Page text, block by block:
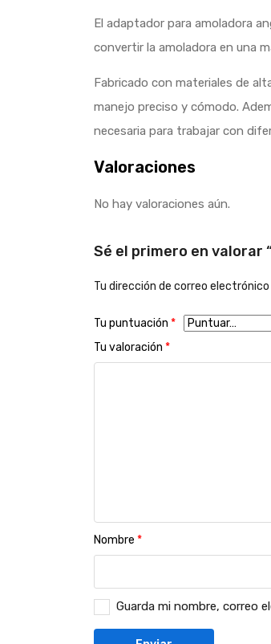
El adaptador para amoladora
convertir la amoladora en una
Fabricado con materiales de
manejo preciso y cómodo.
necesaria para trabajar con
Valoraciones
No hay valoraciones aún.
Sé el primero en valorar
Tu dirección de correo
Tu puntuación *
Tu valoración *
Nombre *
Guarda mi nombre, correo